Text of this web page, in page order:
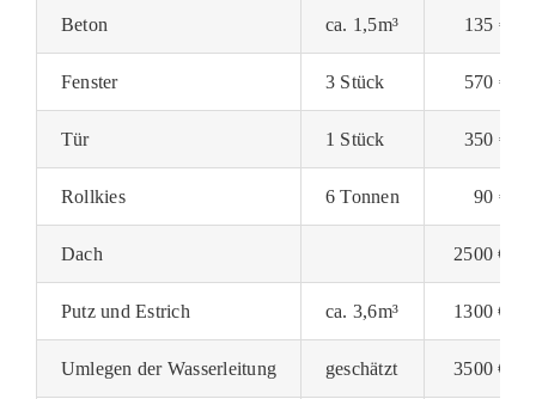
Beton ca. 1,5m³ 135 €
Fenster 3 Stück 570 €
Tür 1 Stück 350 €
Rollkies 6 Tonnen 90 €
Dach 2500 €
Putz und Estrich ca. 3,6m³ 1300 €
Umlegen der Wasserleitung geschätzt 3500 €